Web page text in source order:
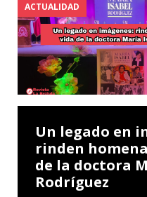
ACTUALIDAD
Un legado en
rinden
de la doctora
Rodríguez